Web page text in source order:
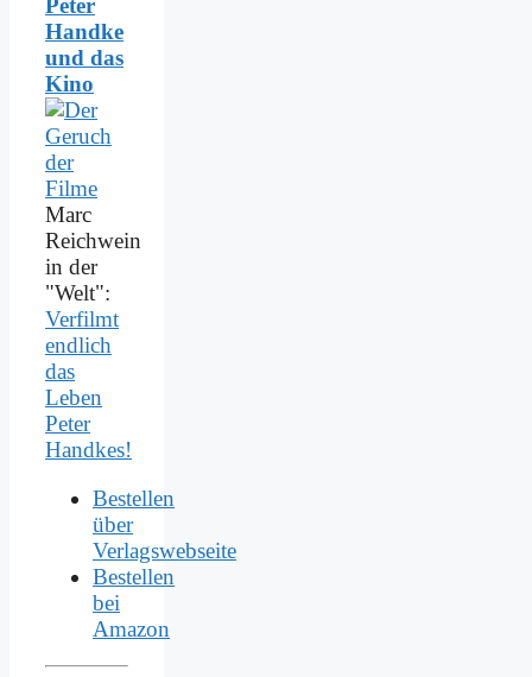
Peter
Handke
und das
Kino
Marc
Reichwein
in der
"Welt":
Verfilmt
endlich
das
Leben
Peter
Handkes!
Bestellen
über
Verlagswebseite
Bestellen
bei
Amazon